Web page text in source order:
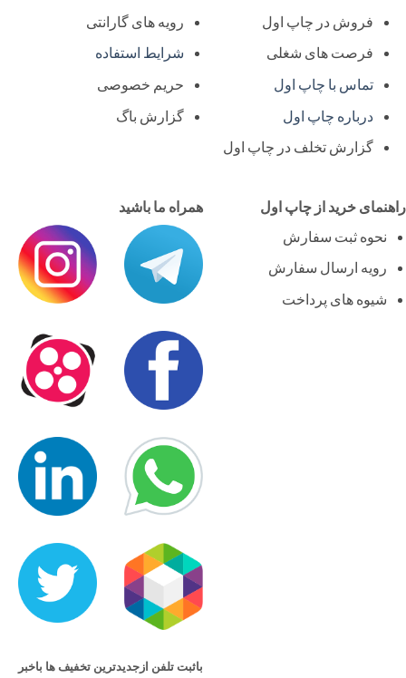
فروش در چاپ اول
فرصت های شغلی
تماس با چاپ اول
درباره چاپ اول
گزارش تخلف در چاپ اول
رویه های گارانتی
شرایط استفاده
حریم خصوصی
گزارش باگ
خرید از چاپ اول
نحوه ثبت سفارش
رویه ارسال سفارش
شیوه های پرداخت
همراه ما باشید
باثبت تلفن ازجدیدترین تخفیف ها باخبر